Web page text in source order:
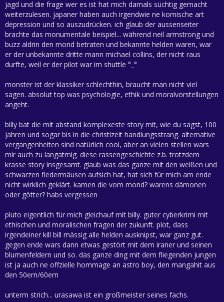
jagd und die frage wer es ist hat mich damals süchtig gemacht
weiterzulesen. japaner haben auch irgendwie ne komische art
depression und so auszudrücken. ich glaub der aussenseiter
brachte das monumentale beispiel... während neil armstrong und
buzz aldrin den mond betraten und bekannte helden waren, war
er der unbekannte dritte mann michael collins, der nicht raus
durfte, weil er der pilot war im shuttle °_°
monster ist der klassiker schlechthin, braucht man nicht viel
sagen. absolut top was psychologie, ethik und moralvorstellungen
angeht.
billy bat die mit abstand komplexeste story mit, wie du sagst, 100
jahren und sogar bis in die christizeit handlungsstrang. alternative
vergangenheiten sind natürlich cool, aber an vielen stellen wars
mir auch zu langatmig. diese rassengeschichte z.b. trotzdem
krasse story insgesamt. glaub was das ganze mit den weißen und
schwarzen fledermäusen aufsich hat, hat sich für mich am ende
nicht wirklich geklärt. kamen die vom mond? warens dämonen
oder götter? habs vergessen
pluto eigentlich für mich gleichauf mit billy. guter cyberkrimi mit
ethischen und moralischen fragen der zukunft. plot, dass
irgendeiner kill bill mässig alle helden ausknipst, war ganz gut.
gegen ende wars dann etwas gestört mit dem iraner und seinen
blumenfeldern und so. das ganze ding mit dem fliegenden jungen
ist ja auch ne offzielle hommage an astro boy, den mangahit aus
den 50ern/60ern
unterm strich... urasawa ist ein großmeister seines fachs.